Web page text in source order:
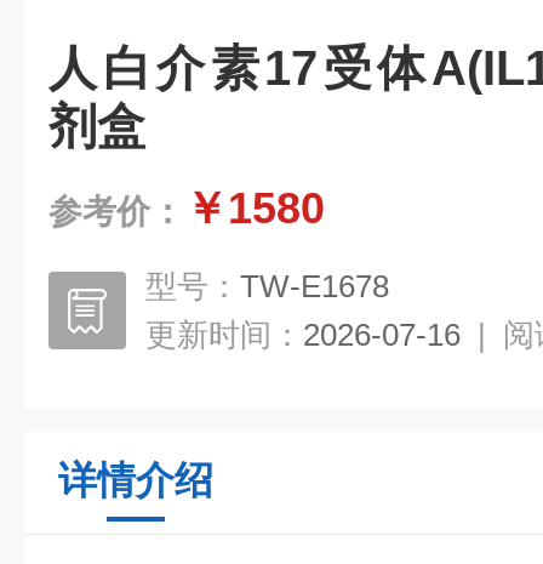
人白介素17受体
剂盒
参考价： ￥1580
型号： TW-E1678
更新时间： 2026-07-16 | 阅
详情介绍